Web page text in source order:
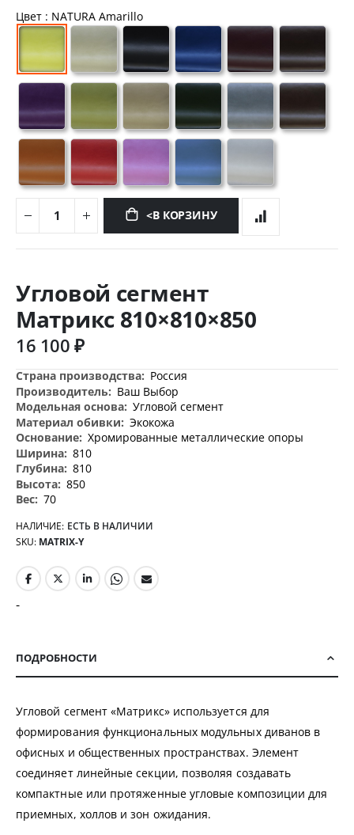
Цвет : NATURA Amarillo
<В КОРЗИНУ
к
началу
изображений
Угловой сегмент
Матрикс 810×810×850
16 100 ₽
Дополнительная
информация
Россия
Ваш Выбор
Угловой сегмент
Экокожа
Хромированные металлические опоры
810
810
850
70
НАЛИЧИЕ: ЕСТЬ В НАЛИЧИИ
SKU MATRIX-Y
-
ПОДРОБНОСТИ
Угловой сегмент «Матрикс» используется для
формирования функциональных модульных диванов в
офисных и общественных пространствах. Элемент
соединяет линейные секции, позволяя создавать
компактные или протяженные угловые композиции для
приемных, холлов и зон ожидания.